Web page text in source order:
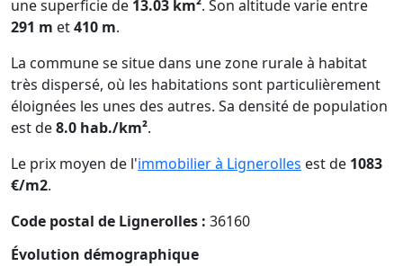
une superficie de 13.03 km². Son altitude varie entre
291 m et410 m.
La commune se situe dans une zone rurale à habitat
très dispersé, où les habitations sont particulièrement
éloignées les unes des autres. Sa densité de population
est de8.0 hab./km².
Le prix moyen de l'immobilier à Lignerolles est de 1083
€/m2.
Code postal de Lignerolles : 36160
Évolution démographique